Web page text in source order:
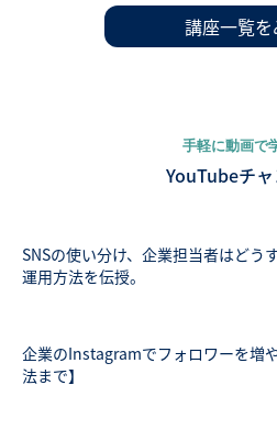
講座一覧を
手軽に動画で
YouTubeチ
SNSの使い分け、企業担当者はどう
運用方法を伝授。
企業のInstagramでフォロワーを増
法まで】